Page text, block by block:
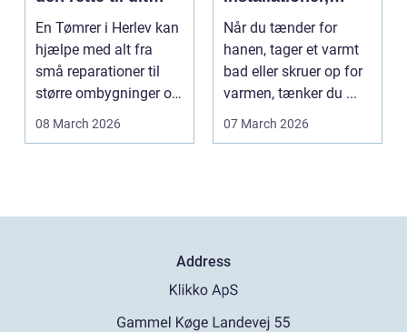
projekt
En Tømrer i Herlev kan
hjælpe med alt fra
små reparationer til
større ombygninger og
tilbygninger. N...
08 March 2026
komfort og
energiforbrug
Når du tænder for
hanen, tager et varmt
bad eller skruer op for
varmen, tænker du ...
07 March 2026
Address